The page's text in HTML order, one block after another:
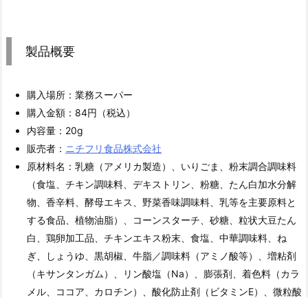
製品概要
購入場所：業務スーパー
購入金額：84円（税込）
内容量：20g
販売者： ニチフリ食品株式会社
原材料名：乳糖（アメリカ製造）、いりごま、粉末調合調味料
（食塩、チキン調味料、デキストリン、粉糖、たん白加水分解
物、香辛料、酵母エキス、野菜香味調味料、乳等を主要原料と
する食品、植物油脂）、コーンスターチ、砂糖、粒状大豆たん
白、鶏卵加工品、チキンエキス粉末、食塩、中華調味料、ね
ぎ、しょうゆ、黒胡椒、牛脂／調味料（アミノ酸等）、増粘剤
（キサンタンガム）、リン酸塩（Na）、膨張剤、着色料（カラ
メル、ココア、カロチン）、酸化防止剤（ビタミンE）、微粒酸